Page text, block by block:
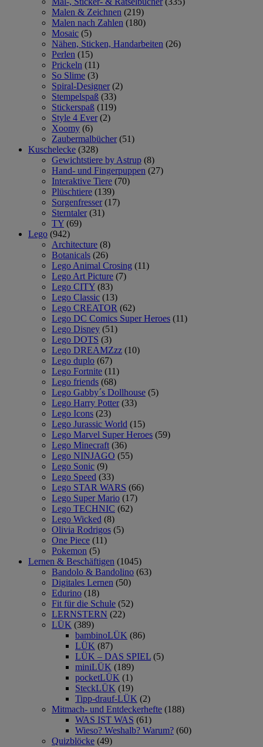
Malen & Zeichnen (219)
Malen nach Zahlen (180)
Mosaic (5)
Nähen, Sticken, Handarbeiten (26)
Perlen (15)
Prickeln (11)
So Slime (3)
Spiral-Designer (2)
Stempelspaß (33)
Stickerspaß (119)
Style 4 Ever (2)
Xoomy (6)
Zaubermalbücher (51)
Kuschelecke (328)
Gewichtstiere by Astrup (8)
Hand- und Fingerpuppen (27)
Interaktive Tiere (70)
Plüschtiere (139)
Sorgenfresser (17)
Sterntaler (31)
TY (69)
Lego (942)
Architecture (8)
Botanicals (26)
Lego Animal Crosing (11)
Lego Art Picture (7)
Lego CITY (83)
Lego Classic (13)
Lego CREATOR (62)
Lego DC Comics Super Heroes (11)
Lego Disney (51)
Lego DOTS (3)
Lego DREAMZzz (10)
Lego duplo (67)
Lego Fortnite (11)
Lego friends (68)
Lego Gabby´s Dollhouse (5)
Lego Harry Potter (33)
Lego Icons (23)
Lego Jurassic World (15)
Lego Marvel Super Heroes (59)
Lego Minecraft (36)
Lego NINJAGO (55)
Lego Sonic (9)
Lego Speed (33)
Lego STAR WARS (66)
Lego Super Mario (17)
Lego TECHNIC (62)
Lego Wicked (8)
Olivia Rodrigos (5)
One Piece (11)
Pokemon (5)
Lernen & Beschäftigen (1045)
Bandolo & Bandolino (63)
Digitales Lernen (50)
Edurino (18)
Fit für die Schule (52)
LERNSTERN (22)
LÜK (389)
bambinoLÜK (86)
LÜK (87)
LÜK – DAS SPIEL (5)
miniLÜK (189)
pocketLÜK (1)
SteckLÜK (19)
Tipp-drauf-LÜK (2)
Mitmach- und Entdeckerhefte (188)
WAS IST WAS (61)
Wieso? Weshalb? Warum? (60)
Quizblöcke (49)